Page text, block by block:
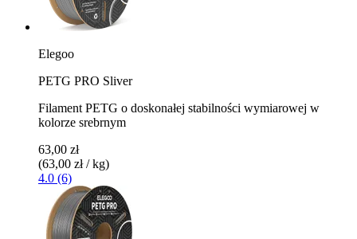
Elegoo
PETG PRO Sliver
Filament PETG o doskonałej stabilności wymiarowej w
kolorze srebrnym
63,00 zł
(63,00 zł / kg)
4.0 (6)